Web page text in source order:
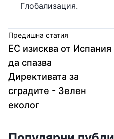
Глобализация.
Предишна статия
ЕС изисква от Испания
да спазва
Директивата за
сградите - Зелен
еколог